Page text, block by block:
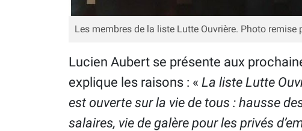
Les membres de la liste Lutte Ouvrière. Photo remise
Lucien Aubert se présente aux
explique les raisons : « La liste Lutte
est ouverte sur la vie de tous : hausse
salaires, vie de galère pour les privés